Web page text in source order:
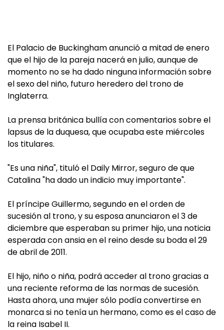
El Palacio de Buckingham anunció a mitad de enero
que el hijo de la pareja nacerá en julio, aunque de
momento no se ha dado ninguna información sobre
el sexo del niño, futuro heredero del trono de
Inglaterra.
La prensa británica bullía con comentarios sobre el
lapsus de la duquesa, que ocupaba este miércoles
los titulares.
"Es una niña", tituló el Daily Mirror, seguro de que
Catalina "ha dado un indicio muy importante".
El príncipe Guillermo, segundo en el orden de
sucesión al trono, y su esposa anunciaron el 3 de
diciembre que esperaban su primer hijo, una noticia
esperada con ansia en el reino desde su boda el 29
de abril de 2011.
El hijo, niño o niña, podrá acceder al trono gracias a
una reciente reforma de las normas de sucesión.
Hasta ahora, una mujer sólo podía convertirse en
monarca si no tenía un hermano, como es el caso de
la reina Isabel II.